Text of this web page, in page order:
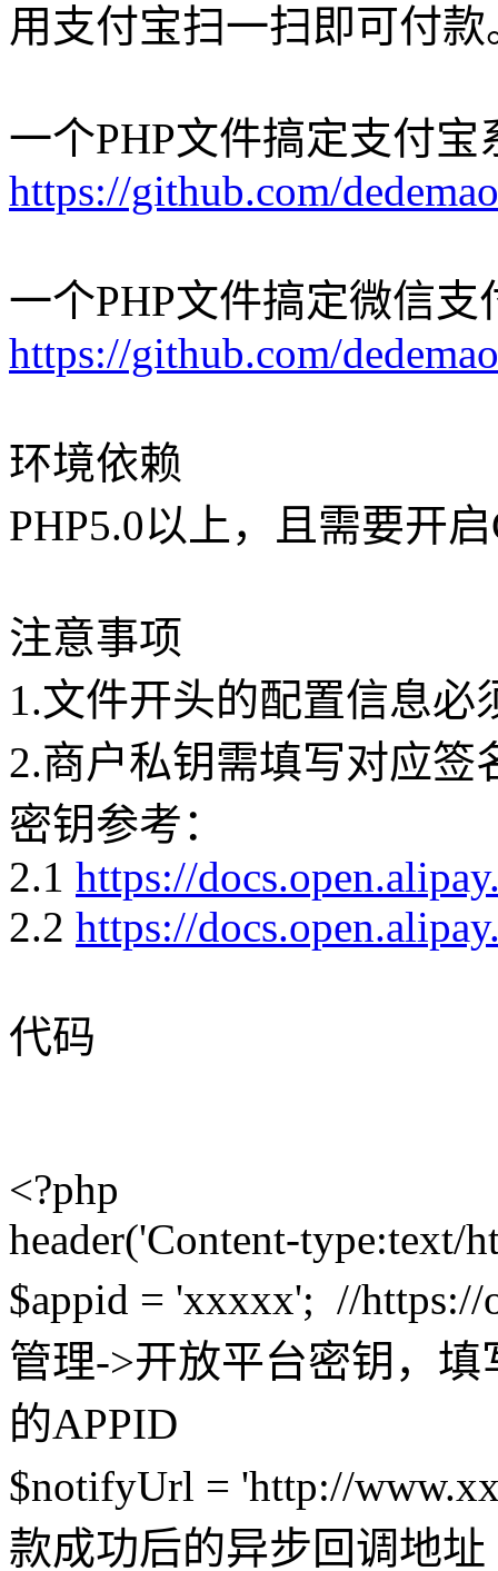
用支付宝扫一扫即可付款
一个PHP文件搞定支付宝
https://github.com/
一个PHP文件搞定微信支
https://github.com/
环境依赖
PHP5.0以上，且需要开
注意事项
1.文件开头的配置信息必
2.商户私钥需填写对应
密钥参考：
2.1 https://
2.2 https://
代码
<?php
header('Content-type:text/
$appid = 'xxxxx'; //https://
管理->开放平台密钥，
的APPID
$notifyUrl = 'http://
款成功后的异步回调地址